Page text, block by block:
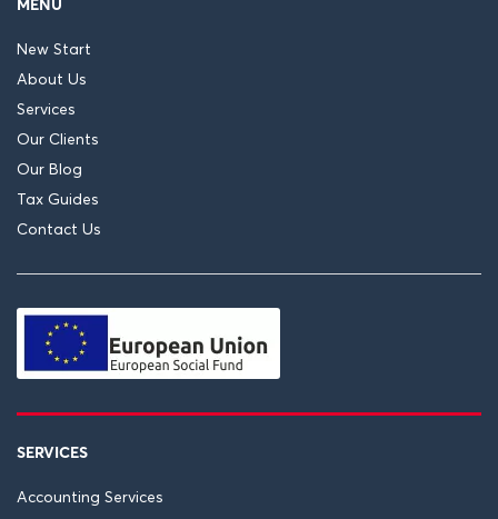
MENU
New Start
About Us
Services
Our Clients
Our Blog
Tax Guides
Contact Us
SERVICES
Accounting Services